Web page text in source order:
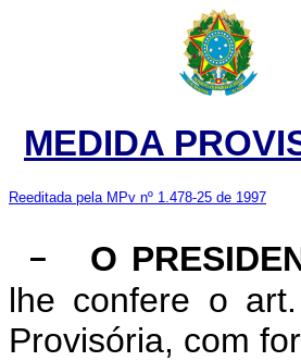
MEDIDA
Reeditada pela MPv nº 1.478-25 de 1997
O
lhe confere o
Provisória, com